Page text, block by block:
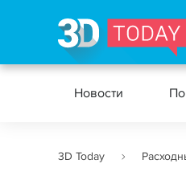
Новости
3D Today